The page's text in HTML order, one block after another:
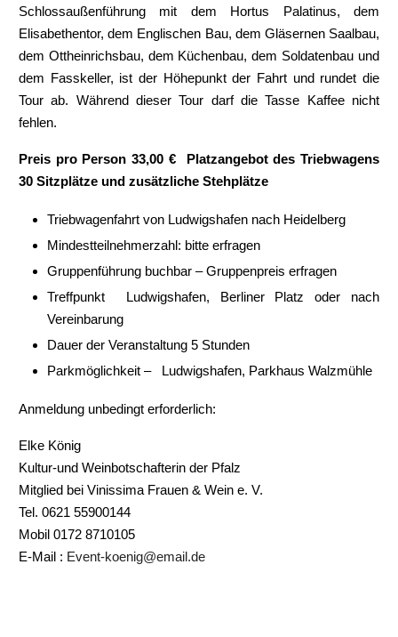
Schlossaußenführung mit dem Hortus Palatinus, dem
Elisabethentor, dem Englischen Bau, dem Gläsernen Saalbau,
dem Ottheinrichsbau, dem Küchenbau, dem Soldatenbau und
dem Fasskeller, ist der Höhepunkt der Fahrt und rundet die
Tour ab. Während dieser Tour darf die Tasse Kaffee nicht
fehlen.
Preis pro Person 33,00 € Platzangebot des Triebwagens
30 Sitzplätze und zusätzliche Stehplätze
Triebwagenfahrt von Ludwigshafen nach Heidelberg
Mindestteilnehmerzahl: bitte erfragen
Gruppenführung buchbar – Gruppenpreis erfragen
Treffpunkt Ludwigshafen, Berliner Platz oder nach
Vereinbarung
Dauer der Veranstaltung 5 Stunden
Parkmöglichkeit – Ludwigshafen, Parkhaus Walzmühle
Anmeldung unbedingt erforderlich:
Elke König
Kultur-und Weinbotschafterin der Pfalz
Mitglied bei Vinissima Frauen & Wein e. V.
Tel. 0621 55900144
Mobil 0172 8710105
E-Mail : Event-koenig@email.de